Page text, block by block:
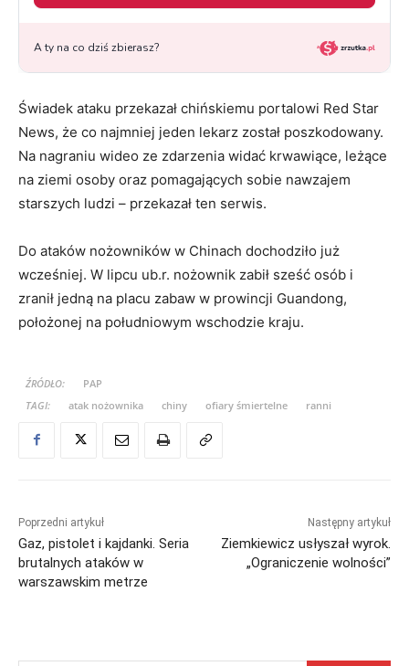
Świadek ataku przekazał chińskiemu portalowi Red Star
News, że co najmniej jeden lekarz został poszkodowany.
Na nagraniu wideo ze zdarzenia widać krwawiące, leżące
na ziemi osoby oraz pomagających sobie nawzajem
starszych ludzi – przekazał ten serwis.
Do ataków nożowników w Chinach dochodziło już
wcześniej. W lipcu ub.r. nożownik zabił sześć osób i
zranił jedną na placu zabaw w prowincji Guandong,
położonej na południowym wschodzie kraju.
ŹRÓDŁO:
PAP
TAGI:
atak nożownika chiny ofiary śmiertelne ranni
Poprzedni artykuł
Gaz, pistolet i kajdanki. Seria
brutalnych ataków w
warszawskim metrze
Następny artykuł
Ziemkiewicz usłyszał wyrok.
„Ograniczenie wolności”